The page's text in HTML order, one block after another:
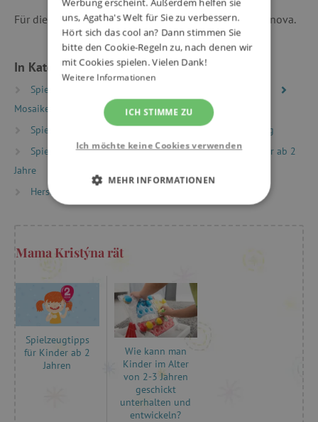
Für die Fotos bedanken wir uns bei @michaelaserafinova.
In Kategorien eingeteilt
Spielzeug nach Typ
Mosaike Fantacolor
Spielzeug nach Typ
Bewährte Spiele und Spielzeug
Spielzeug nach Alter
Spiele & Spielzeug für Kinder ab 2
Jahre
Hersteller
Mama Kristýna rät
Spielzeugtipps
für Kinder ab 2
Jahren
Wie kann man
Kinder im Alter
von 2-3 Jahren
geschickt
unterhalten und
entwickeln?
uns, Agatha's Welt für Sie zu verbessern.
Hört sich das cool an? Dann stimmen Sie
bitte den Cookie-Regeln zu, nach denen wir
mit Cookies spielen. Vielen Dank!
Weitere Informationen
ICH STIMME ZU
Ich möchte keine Cookies verwenden
MEHR INFORMATIONEN
UNBEDINGT ERFORDERLICH
FUNKTIONALITÄT
Unbedingt erforderlich
Targeting
Funktionalität